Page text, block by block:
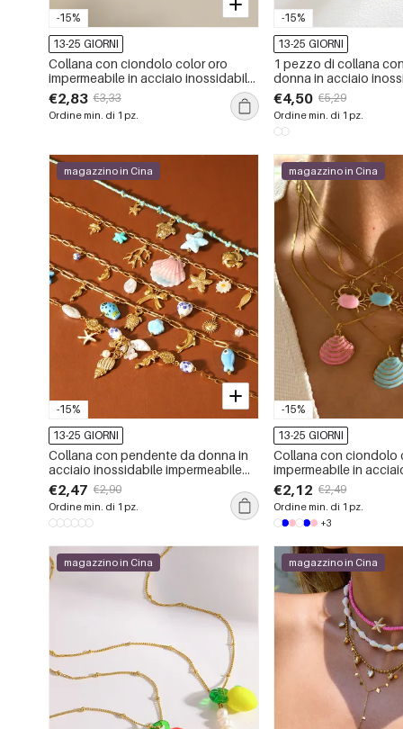
-15%
13-25 GIORNI
Collana con ciondolo color oro
impermeabile in acciaio inossidabile
a forma di granchio, 1 pezzo
€2,83 €3,33
Ordine min. di 1 pz.
-15%
13-25 GIORNI
1 pezzo di collana
donna in acciaio
oro impermeabile a
granchio vivido
€4,50 €5,29
Ordine min. di 1 pz.
-15%
magazzino in Cina
13-25 GIORNI
Collana con pendente da donna in
acciaio inossidabile impermeabile
color oro, stile spiaggia.
€2,47 €2,90
Ordine min. di 1 pz.
-15%
magazzino in Cina
13-25 GIORNI
Collana con ciondolo
impermeabile in
a forma di granchio
pezzo
€2,12 €2,49
Ordine min. di 1 pz.
+3
magazzino in Cina magazzino in Cina